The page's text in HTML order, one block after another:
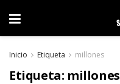
Inicio Etiqueta millones
Etiqueta: millones